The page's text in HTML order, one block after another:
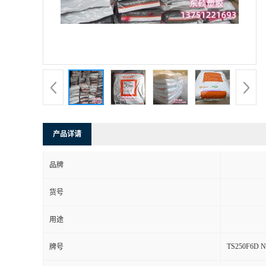
产品详请
品牌
货号
用途
牌号 TS250F6D